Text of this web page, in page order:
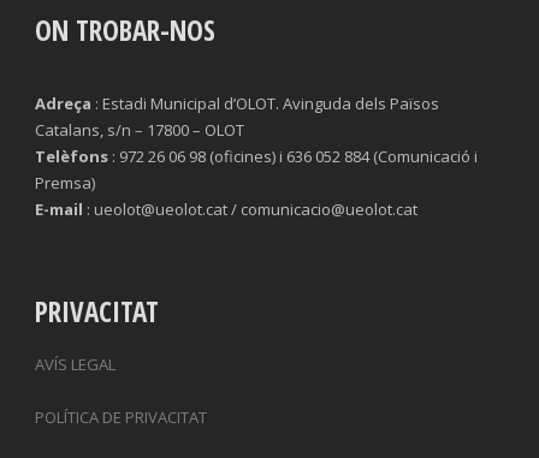
ON TROBAR-NOS
Adreça : Estadi Municipal d’OLOT. Avinguda dels Països
Catalans, s/n – 17800 – OLOT
Telèfons : 972 26 06 98 (oficines) i 636 052 884 (Comunicació i
Premsa)
E-mail : ueolot@ueolot.cat / comunicacio@ueolot.cat
PRIVACITAT
AVÍS LEGAL
POLÍTICA DE PRIVACITAT